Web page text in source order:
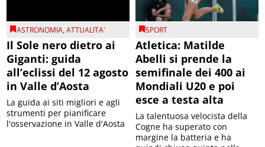
ASTRONOMIA,ATTUALITA'
Il Sole nero dietro ai
Giganti: guida
all’eclissi del 12 agosto
in Valle d’Aosta
La guida ai siti migliori e agli
strumenti per pianificare
l'osservazione in Valle d'Aosta
SPORT
Atletica: Matilde
Abelli si prende la
semifinale dei 400 ai
Mondiali U20 e poi
esce a testa alta
La talentuosa velocista della
Cogne ha superato con
margine la batteria e ha